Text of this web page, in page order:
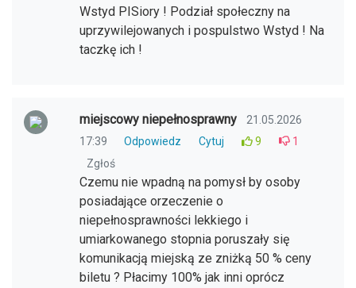
Wstyd PISiory ! Podział społeczny na
uprzywilejowanych i pospulstwo Wstyd ! Na
taczkę ich !
miejscowy niepełnosprawny
21.05.2026
17:39
Odpowiedz Cytuj 9
1
Zgłoś
Czemu nie wpadną na pomysł by osoby
posiadające orzeczenie o
niepełnosprawności lekkiego i
umiarkowanego stopnia poruszały się
komunikacją miejską ze zniżką 50 % ceny
biletu ? Płacimy 100% jak inni oprócz